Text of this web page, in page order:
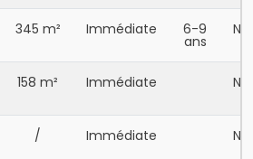
345 m² Immédiate 6-9
ans
158 m² Immédiate
/ Immédiate